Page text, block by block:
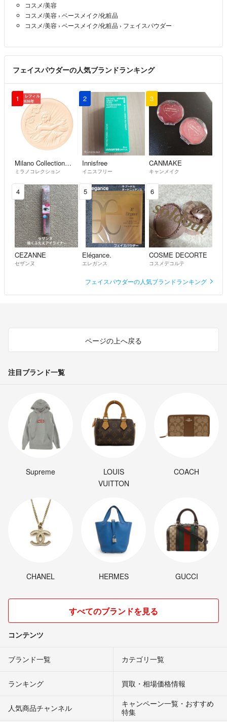
コスメ/美容
コスメ/美容 › ベースメイク/化粧品
コスメ/美容 › ベースメイク/化粧品 › フェイスパウダー
フェイスパウダーの人気ブランドランキング
1
Milano Collection（kanebo）
ミラノコレクション
2
Innisfree
イニスフリー
3
CANMAKE
キャンメイク
4
CEZANNE
セザンヌ
5
Elégance.
エレガンス
6
COSME DECORTE
コスメデコルテ
フェイスパウダーの人気ブランドランキング
ページの上へ戻る
注目ブランド一覧
Supreme
LOUIS
VUITTON
COACH
CHANEL HERMES GUCCI
すべてのブランドを見る
コンテンツ
ブランド一覧 カテゴリ一覧
ランキング 買取・相場価格情報
人気商品チャンネル
キャンペーン一覧・おすすめ
特集